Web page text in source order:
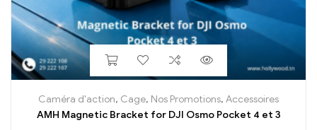
Caméra d'action, Cage, Nos Promotions, Accessoires
AMH Magnetic Bracket for DJI Osmo Pocket 4 et 3